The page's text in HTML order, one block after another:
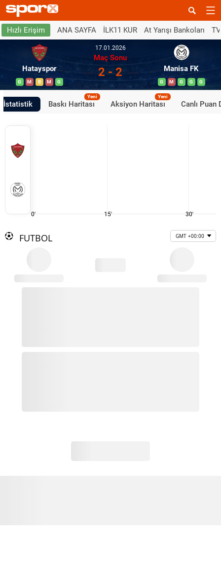
Hızlı Erişim ANA SAYFA İLK11 KUR At Yarışı Bankoları
Hatayspor
G M B M G
17.01.2026
Maç Sonu
2 - 2 Manisa FK
G M G G G
İstatistik Baskı Haritası
Yeni
Aksiyon Haritası
Yeni
Canlı Puan
0' 15' 30'
FUTBOL GMT +00:00